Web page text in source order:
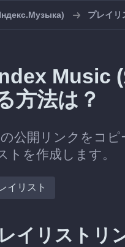
プレイ
Music
方法は？
公開リンクをコ
トを作成します。
イリスト
イリストリ